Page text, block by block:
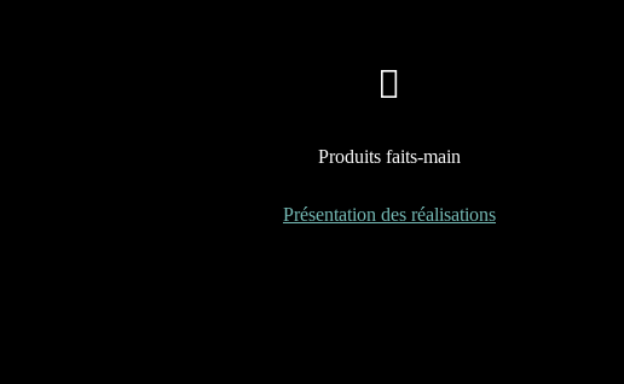
Produits faits-main
Présentation des réalisations